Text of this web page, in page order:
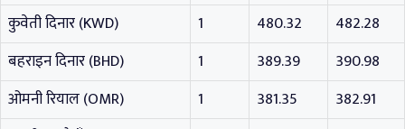
कुवेती दिनार (KWD)
1 480.32
482.28
बहराइन दिनार (BHD)
1 389.39
390.98
ओमनी रियाल (OMR)
1 381.35
382.91